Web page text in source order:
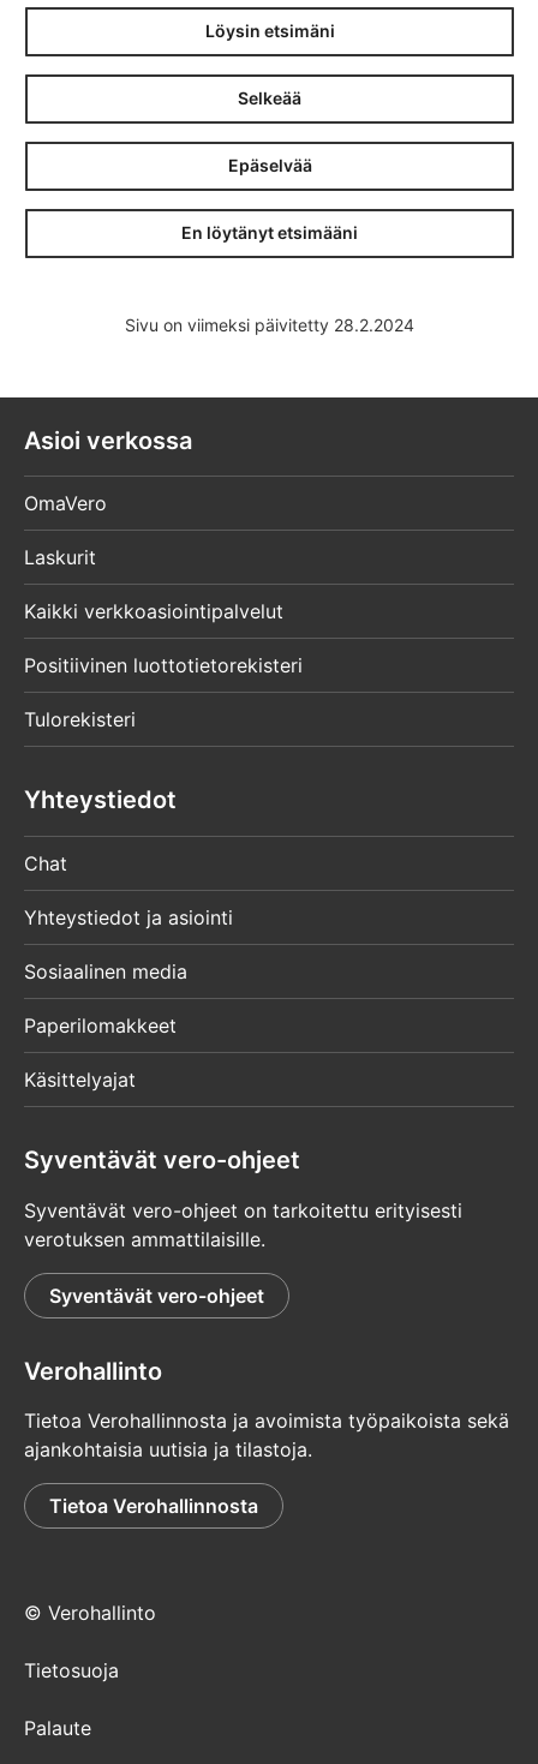
Löysin etsimäni
Selkeää
Epäselvää
En löytänyt etsimääni
Sivu on viimeksi päivitetty 28.2.2024
Asioi verkossa
OmaVero
Laskurit
Kaikki verkkoasiointipalvelut
Positiivinen luottotietorekisteri
Tulorekisteri
Yhteystiedot
Chat
Yhteystiedot ja asiointi
Sosiaalinen media
Paperilomakkeet
Käsittelyajat
Syventävät vero-ohjeet
Syventävät vero-ohjeet on tarkoitettu erityisesti
verotuksen ammattilaisille.
Syventävät vero-ohjeet
Verohallinto
Tietoa Verohallinnosta ja avoimista työpaikoista sekä
ajankohtaisia uutisia ja tilastoja.
Tietoa Verohallinnosta
© Verohallinto
Tietosuoja
Palaute